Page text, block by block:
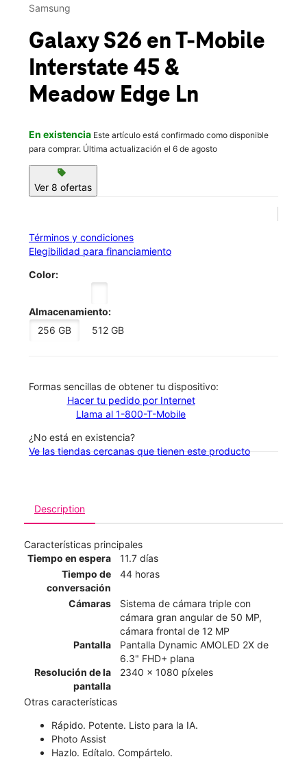
Mié.:10:00 a.m. a 8:00 p.m.
20141 Interstate 45 Ste 600 Spring, TX 77388
Samsung
Galaxy S26 en T-Mobile
Interstate 45 &
Meadow Edge Ln
En existencia Este artículo está confirmado como disponible
para comprar. Última actualización el 6 de agosto
sell
Ver 8 ofertas
Términos y condiciones
Elegibilidad para financiamiento
Color:
Almacenamiento:
256 GB
512 GB
​​​​​​​Formas sencillas de obtener tu dispositivo:
Hacer tu pedido por Internet
Llama al 1-800-T-Mobile
¿No está en existencia?
Ve las tiendas cercanas que tienen este producto
Description
Características principales
Tiempo en espera
11.7 días
Tiempo de
conversación
44 horas
Cámaras
Sistema de cámara triple con
cámara gran angular de 50 MP,
cámara frontal de 12 MP
Pantalla
Pantalla Dynamic AMOLED 2X de
6.3" FHD+ plana
Resolución de la
pantalla
2340 x 1080 píxeles
Otras características
Rápido. Potente. Listo para la IA.
Photo Assist
Hazlo. Edítalo. Compártelo.